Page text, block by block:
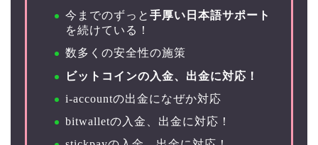
今までのずっと 手厚い日本語サポート
を続けている！
数多くの安全性の施策
ビットコインの入金、出金に対応！
i-accountの出金になぜか対応
bitwalletの入金、出金に対応！